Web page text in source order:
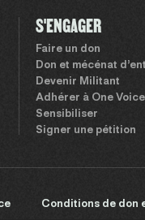
S'ENGAGER
Faire un don
Don et mécénat
Devenir Militant
Adhérer à One Voice
Sensibiliser
Signer une pétition
Conditions de don